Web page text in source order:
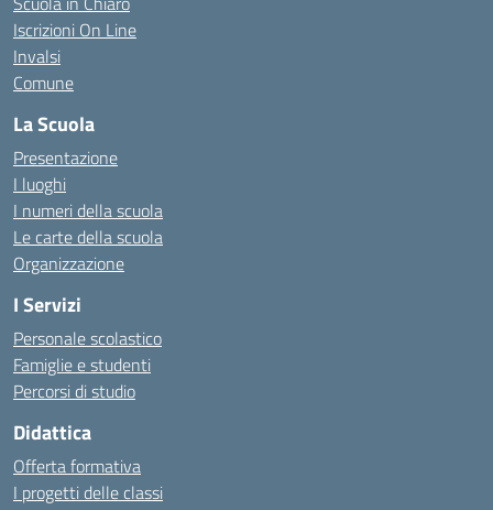
Iscrizioni On Line
Invalsi
Comune
La Scuola
Presentazione
I luoghi
I numeri della scuola
Le carte della scuola
Organizzazione
I Servizi
Personale scolastico
Famiglie e studenti
Percorsi di studio
Didattica
Offerta formativa
I progetti delle classi